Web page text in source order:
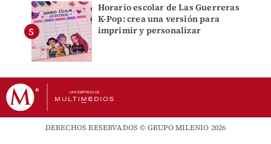
Horario escolar de Las Guerreras
K-Pop: crea una versión para
imprimir y personalizar
DERECHOS RESERVADOS © GRUPO MILENIO 2026